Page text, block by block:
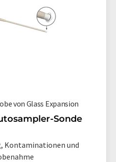
von Glass Expansion
Sonde
Kontaminationen und